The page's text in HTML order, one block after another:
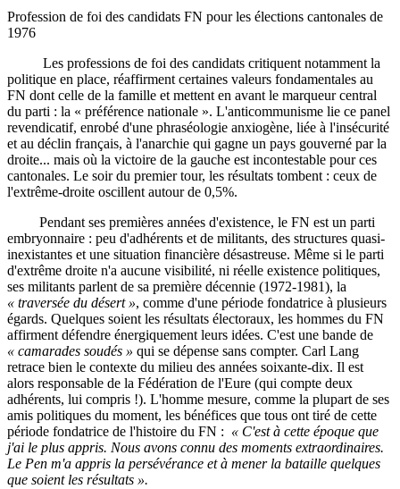
Profession de foi des candidats FN pour les élections cantonales de
1976
Les professions de foi des candidats critiquent notamment la
politique en place, réaffirment certaines valeurs fondamentales au
FN dont celle de la famille et mettent en avant le marqueur central
du parti : la « préférence nationale ». L'anticommunisme lie ce panel
revendicatif, enrobé d'une phraséologie anxiogène, liée à l'insécurité
et au déclin français, à l'anarchie qui gagne un pays gouverné par la
droite... mais où la victoire de la gauche est incontestable pour ces
cantonales. Le soir du premier tour, les résultats tombent : ceux de
l'extrême-droite oscillent autour de 0,5%.
Pendant ses premières années d'existence, le FN est un parti
embryonnaire : peu d'adhérents et de militants, des structures quasi-
inexistantes et une situation financière désastreuse. Même si le parti
d'extrême droite n'a aucune visibilité, ni réelle existence politiques,
ses militants parlent de sa première décennie (1972-1981), la
« traversée du désert », comme d'une période fondatrice à plusieurs
égards. Quelques soient les résultats électoraux, les hommes du FN
affirment défendre énergiquement leurs idées. C'est une bande de
« camarades soudés » qui se dépense sans compter. Carl Lang
retrace bien le contexte du milieu des années soixante-dix. Il est
alors responsable de la Fédération de l'Eure (qui compte deux
adhérents, lui compris !). L'homme mesure, comme la plupart de ses
amis politiques du moment, les bénéfices que tous ont tiré de cette
période fondatrice de l'histoire du FN : « C'est à cette époque que
j'ai le plus appris. Nous avons connu des moments extraordinaires.
Le Pen m'a appris la persévérance et à mener la bataille quelques
que soient les résultats ».